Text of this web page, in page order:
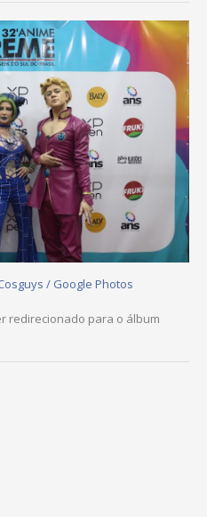
/ Google Photos
redirecionado para o álbum